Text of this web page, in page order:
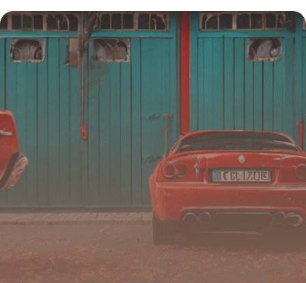
pour un fini showroom
12 juillet 2025